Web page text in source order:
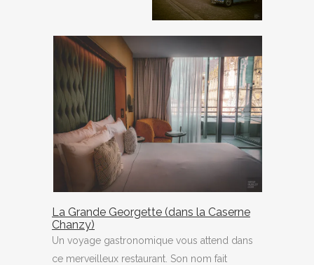
La Grande Georgette (dans la Caserne
Chanzy)
Un voyage gastronomique vous attend dans
ce merveilleux restaurant. Son nom fait